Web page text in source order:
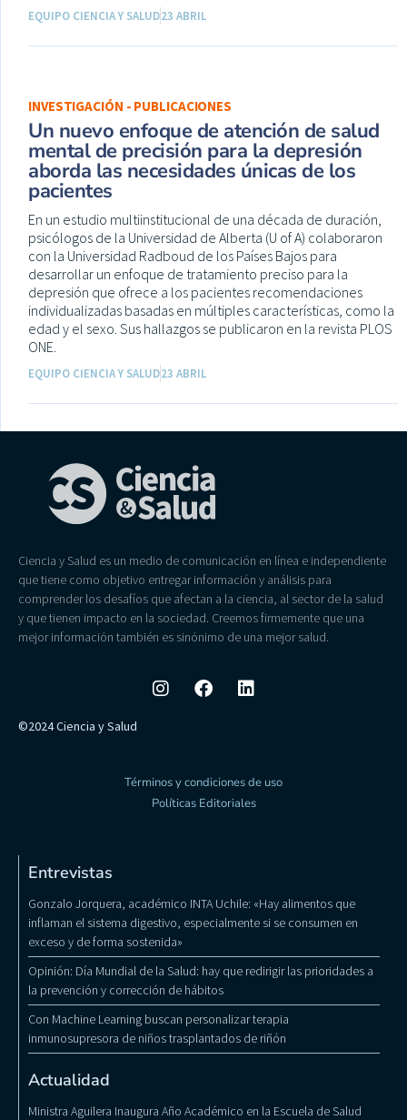
EQUIPO CIENCIA Y SALUD23 ABRIL
INVESTIGACIÓN - PUBLICACIONES
Un nuevo enfoque de atención de salud
mental de precisión para la depresión
aborda las necesidades únicas de los
pacientes
En un estudio multiinstitucional de una década de duración,
psicólogos de la Universidad de Alberta (U of A) colaboraron
con la Universidad Radboud de los Países Bajos para
desarrollar un enfoque de tratamiento preciso para la
depresión que ofrece a los pacientes recomendaciones
individualizadas basadas en múltiples características, como la
edad y el sexo. Sus hallazgos se publicaron en la revista PLOS
ONE.
EQUIPO CIENCIA Y SALUD23 ABRIL
Ciencia y Salud es un medio de comunicación en línea e independiente
que tiene como objetivo entregar información y análisis para
comprender los desafíos que afectan a la ciencia, al sector de la salud
y que tienen impacto en la sociedad. Creemos firmemente que una
mejor información también es sinónimo de una mejor salud.
©2024 Ciencia y Salud
Términos y condiciones de uso
Políticas Editoriales
Entrevistas
Gonzalo Jorquera, académico INTA Uchile: «Hay alimentos que
inflaman el sistema digestivo, especialmente si se consumen en
exceso y de forma sostenida»
Opinión: Día Mundial de la Salud: hay que redirigir las prioridades a
la prevención y corrección de hábitos
Con Machine Learning buscan personalizar terapia
inmunosupresora de niños trasplantados de riñón
Actualidad
Ministra Aguilera Inaugura Año Académico en la Escuela de Salud